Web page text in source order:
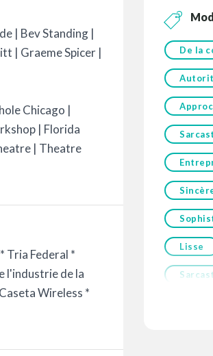
| Bev Standing |
| Graeme Spicer |
Chicago |
| Florida
| Theatre
Tria Federal *
l'industrie de la
Wireless *
De la
Lisse